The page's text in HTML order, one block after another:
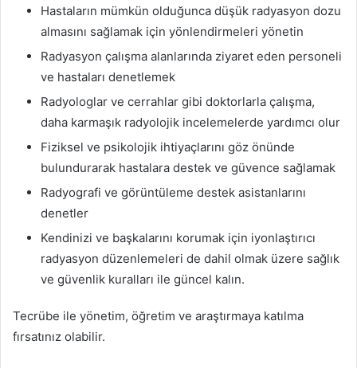
Hastaların mümkün olduğunca düşük radyasyon dozu
almasını sağlamak için yönlendirmeleri yönetin
Radyasyon çalışma alanlarında ziyaret eden personeli
ve hastaları denetlemek
Radyologlar ve cerrahlar gibi doktorlarla çalışma,
daha karmaşık radyolojik incelemelerde yardımcı olur
Fiziksel ve psikolojik ihtiyaçlarını göz önünde
bulundurarak hastalara destek ve güvence sağlamak
Radyografi ve görüntüleme destek asistanlarını
denetler
Kendinizi ve başkalarını korumak için iyonlaştırıcı
radyasyon düzenlemeleri de dahil olmak üzere sağlık
ve güvenlik kuralları ile güncel kalın.
Tecrübe ile yönetim, öğretim ve araştırmaya katılma
fırsatınız olabilir.